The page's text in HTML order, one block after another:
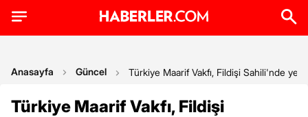
Anasayfa Güncel Türkiye Maarif Vakfı, Fildişi Sahili'nde
Türkiye Maarif Vakfı, Fildişi